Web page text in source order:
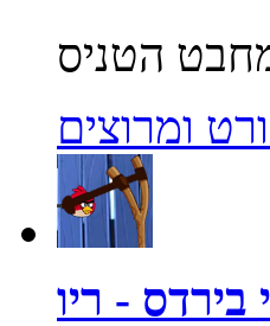
ומרוצים
בירדס - ריו